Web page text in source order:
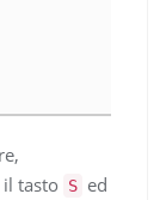
tasto
S ed